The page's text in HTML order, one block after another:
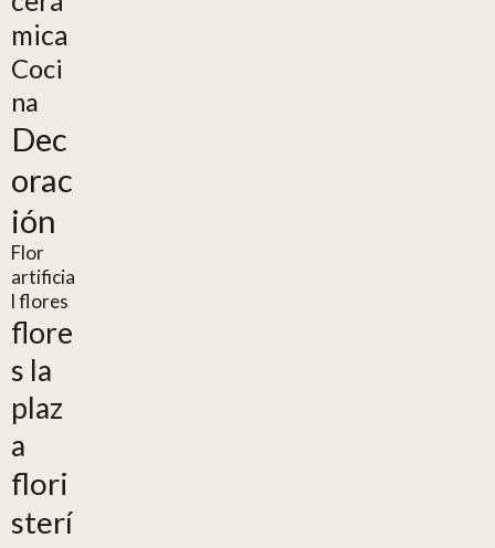
mica
Coci
na
Dec
orac
ión
Flor
artificia
lflores
flore
s la
plaz
a
flori
sterí